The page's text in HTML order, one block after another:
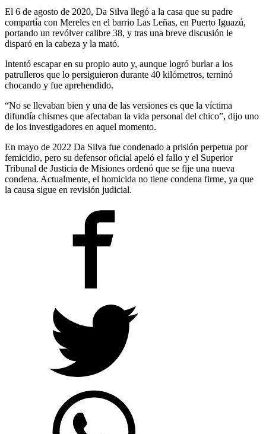
El 6 de agosto de 2020, Da Silva llegó a la casa que su padre
compartía con Mereles en el barrio Las Leñas, en Puerto Iguazú,
portando un revólver calibre 38, y tras una breve discusión le
disparó en la cabeza y la mató.
Intentó escapar en su propio auto y, aunque logró burlar a los
patrulleros que lo persiguieron durante 40 kilómetros, terninó
chocando y fue aprehendido.
“No se llevaban bien y una de las versiones es que la víctima
difundía chismes que afectaban la vida personal del chico”, dijo uno
de los investigadores en aquel momento.
En mayo de 2022 Da Silva fue condenado a prisión perpetua por
femicidio, pero su defensor oficial apeló el fallo y el Superior
Tribunal de Justicia de Misiones ordenó que se fije una nueva
condena. Actualmente, el homicida no tiene condena firme, ya que
la causa sigue en revisión judicial.